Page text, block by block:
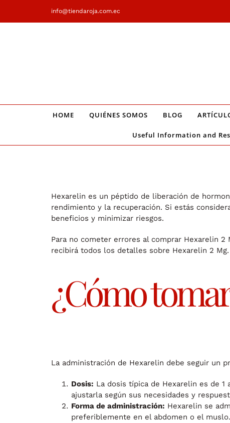
info@tiendaroja.com.ec
HOME QUIÉNES SOMOS BLOG
Useful Information and
Hexarelin es un péptido de liberación de
rendimiento y la recuperación. Si estás
beneficios y minimizar riesgos.
Para no cometer errores al comprar Hexarelin
recibirá todos los detalles sobre Hexarelin 2 Mg.
¿Cómo
La administración de Hexarelin debe seguir un
Dosis: La dosis típica de Hexarelin es de 1
ajustarla según sus necesidades y
Forma de administración: Hexarelin se
preferiblemente en el abdomen o el muslo.